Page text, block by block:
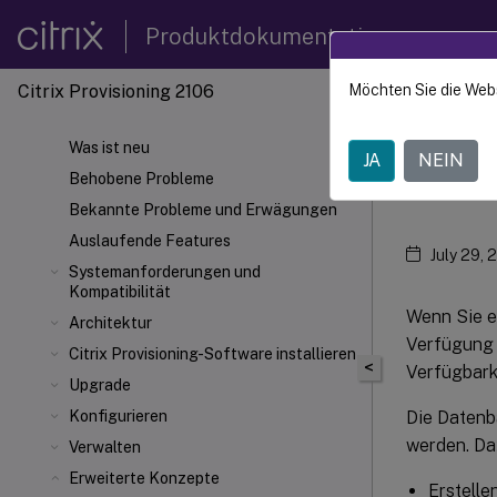
Produktdokumentation
Citrix Provisioning 2106
Was ist neu
Behobene Probleme
Bekannte Probleme und Erwägungen
Auslaufende Features
Systemanforderungen und
Kompatibilität
Architektur
Citrix Provisioning-Software installieren
Upgrade
Konfigurieren
Verwalten
Erweiterte Konzepte
Citrix
<
July 29,
Wenn Sie
Verfügung
Die
werden.
Möchten Sie die
JA NEIN